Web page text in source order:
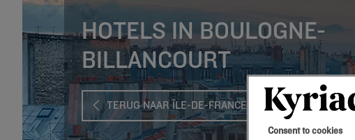
HOTELS IN BOULOGNE-
BILLANCOURT
TERUG NAAR ÎLE-DE-FRANCE
Consent to cookies